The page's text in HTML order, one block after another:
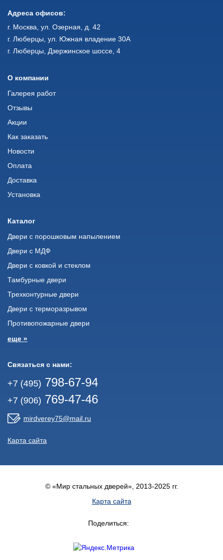
Адреса офисов:
г. Москва, ул. Озерная, д. 42
г. Люберцы, ул. Южная владение 30А
г. Люберцы, Дзержинское шоссе, 4
О компании
Галерея работ
Отзывы
Акции
Как заказать
Новости
Оплата
Доставка
Установка
Каталог
Двери с порошковым напылением
Двери с МДФ
Двери с ковкой и стеклом
Тамбурные двери
Трехконтурные двери
Двери с терморазрывом
Противопожарные двери
еще »
Связаться с нами:
+7 (495) 798-67-94
+7 (906) 769-47-46
mirdverey75@mail.ru
Карта сайта
© «Мир стальных дверей», 2013-2025 гг.
Карта сайта
Поделиться: